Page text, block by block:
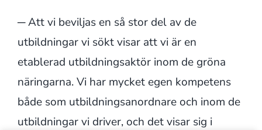
─ Att vi beviljas en så stor del av de
utbildningar vi sökt visar att vi är en
etablerad utbildningsaktör inom de gröna
näringarna. Vi har mycket egen kompetens
både som utbildningsanordnare och inom de
utbildningar vi driver, och det visar sig i